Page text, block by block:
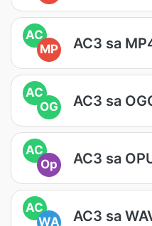
AC
MP
AC3 sa
AC
OG
AC3 sa
AC
Op
AC3 sa
AC
WA
AC3 sa